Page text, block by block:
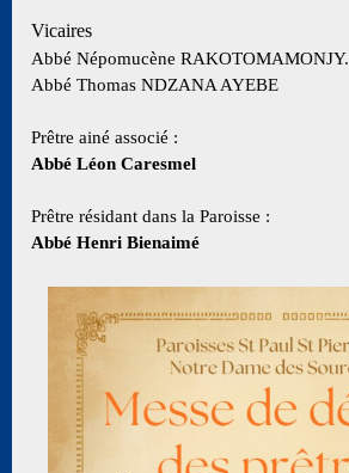
Vicaires
Abbé Népomucène RAKOTOMAMONJY.
Abbé Thomas NDZANA AYEBE
Prêtre ainé associé :
Abbé Léon Caresmel
Prêtre résidant dans la Paroisse :
Abbé Henri Bienaimé